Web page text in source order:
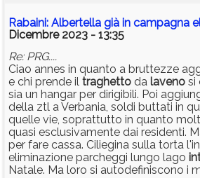
Rabaini: Albertella già in campagna
Dicembre 2023 - 13:35
Re: PRG....
Ciao annes in quanto a bruttezze
e chi prende il traghetto da laveno si
sia un hangar per dirigibili. Poi
della ztl a Verbania, soldi buttati in
quelle vie, soprattutto in quanto
quasi esclusivamente dai residenti.
per fare cassa. Ciliegina sulla torta
eliminazione parcheggi lungo lago
Natale. Ma loro si autodefiniscono i